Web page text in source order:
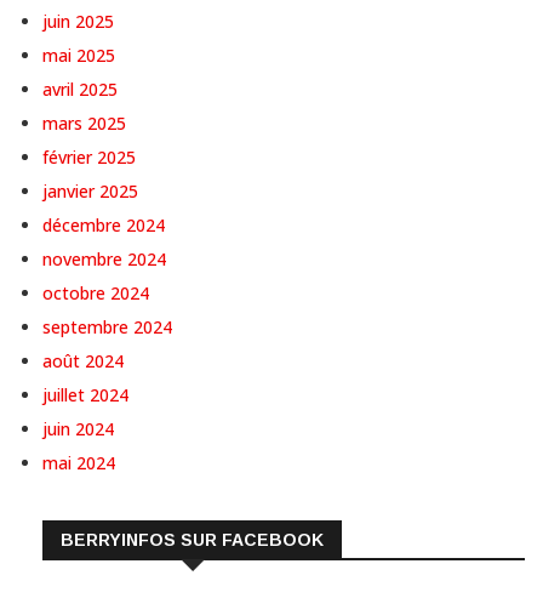
juin 2025
mai 2025
avril 2025
mars 2025
février 2025
janvier 2025
décembre 2024
novembre 2024
octobre 2024
septembre 2024
août 2024
juillet 2024
juin 2024
mai 2024
BERRYINFOS SUR FACEBOOK